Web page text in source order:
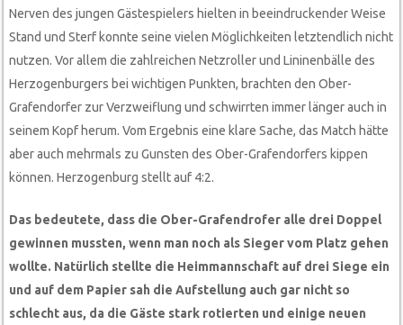
Nerven des jungen Gästespielers hielten in beeindruckender Weise
Stand und Sterf konnte seine vielen Möglichkeiten letztendlich nicht
nutzen. Vor allem die zahlreichen Netzroller und Lininenbälle des
Herzogenburgers bei wichtigen Punkten, brachten den Ober-
Grafendorfer zur Verzweiflung und schwirrten immer länger auch in
seinem Kopf herum. Vom Ergebnis eine klare Sache, das Match hätte
aber auch mehrmals zu Gunsten des Ober-Grafendorfers kippen
können. Herzogenburg stellt auf 4:2.
Das bedeutete, dass die Ober-Grafendrofer alle drei Doppel
gewinnen mussten, wenn man noch als Sieger vom Platz gehen
wollte. Natürlich stellte die Heimmannschaft auf drei Siege ein
und auf dem Papier sah die Aufstellung auch gar nicht so
schlecht aus, da die Gäste stark rotierten und einige neuen